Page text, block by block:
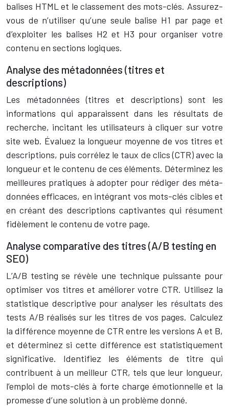
balises HTML et le classement des mots-clés. Assurez-
vous de n’utiliser qu’une seule balise H1 par page et
d’exploiter les balises H2 et H3 pour organiser votre
contenu en sections logiques.
Analyse des métadonnées (titres et
descriptions)
Les métadonnées (titres et descriptions) sont les
informations qui apparaissent dans les résultats de
recherche, incitant les utilisateurs à cliquer sur votre
site web. Évaluez la longueur moyenne de vos titres et
descriptions, puis corrélez le taux de clics (CTR) avec la
longueur et le contenu de ces éléments. Déterminez les
meilleures pratiques à adopter pour rédiger des méta-
données efficaces, en intégrant vos mots-clés cibles et
en créant des descriptions captivantes qui résument
fidèlement le contenu de votre page.
Analyse comparative des titres (A/B testing en
SEO)
L’A/B testing se révèle une technique puissante pour
optimiser vos titres et améliorer votre CTR. Utilisez la
statistique descriptive pour analyser les résultats des
tests A/B réalisés sur les titres de vos pages. Calculez
la différence moyenne de CTR entre les versions A et B,
et déterminez si cette différence est statistiquement
significative. Identifiez les éléments de titre qui
contribuent à un meilleur CTR, tels que leur longueur,
l’emploi de mots-clés à forte charge émotionnelle et la
promesse d’une solution à un problème donné.